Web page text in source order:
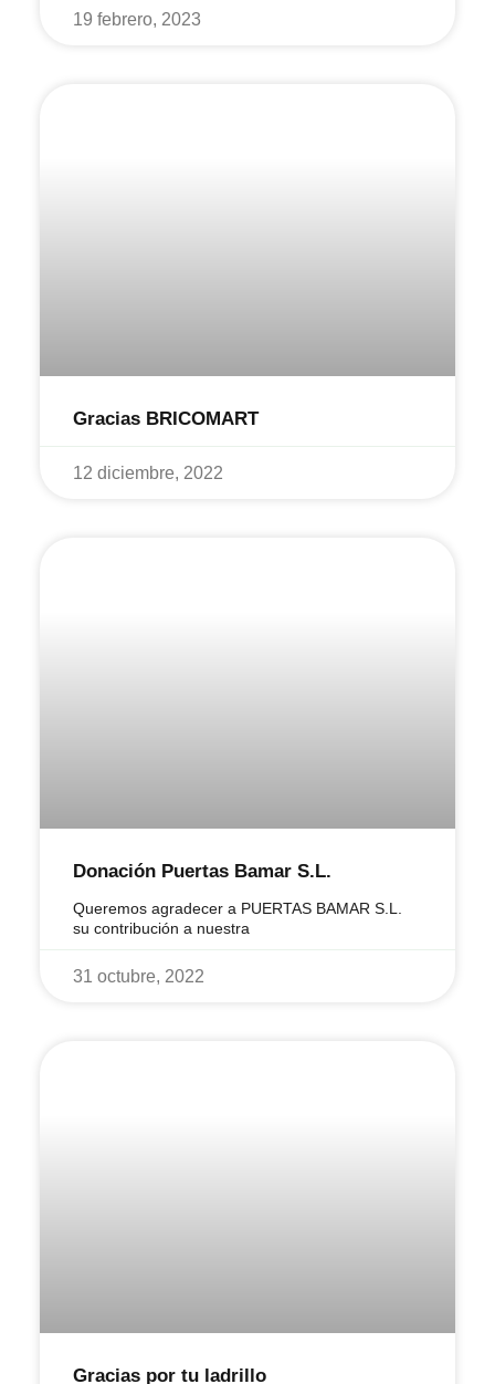
19 febrero, 2023
Gracias BRICOMART
12 diciembre, 2022
Donación Puertas Bamar S.L.
Queremos agradecer a PUERTAS BAMAR S.L.
su contribución a nuestra
31 octubre, 2022
Gracias por tu ladrillo